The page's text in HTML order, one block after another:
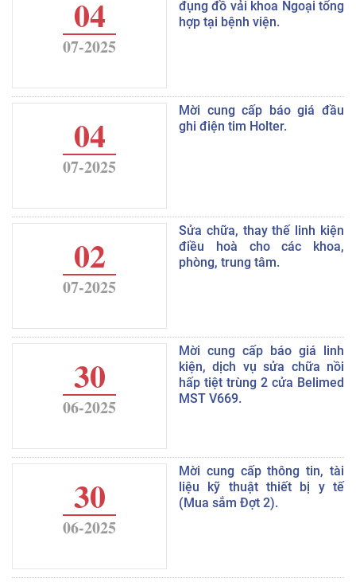
04
07-2025
đụng đồ vải khoa Ngoại tổng
hợp tại bệnh viện.
04
07-2025
Mời cung cấp báo giá đầu
ghi điện tim Holter.
02
07-2025
Sửa chữa, thay thế linh kiện
điều hoà cho các khoa,
phòng, trung tâm.
30
06-2025
Mời cung cấp báo giá linh
kiện, dịch vụ sửa chữa nồi
hấp tiệt trùng 2 cửa Belimed
MST V669.
30
06-2025
Mời cung cấp thông tin, tài
liệu kỹ thuật thiết bị y tế
(Mua sắm Đợt 2).